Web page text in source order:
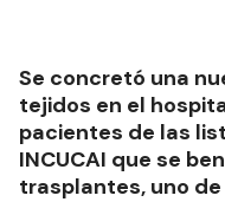
Se concretó una
tejidos en el
pacientes de las
INCUCAI que se
trasplantes, uno